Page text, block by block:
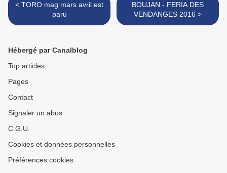
< TORO mag mars avril est
paru
BOUJAN - FERIA DES
VENDANGES 2016 >
Hébergé par Canalblog
Top articles
Pages
Contact
Signaler un abus
C.G.U.
Cookies et données personnelles
Préférences cookies